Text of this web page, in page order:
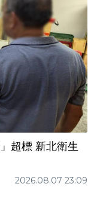
超標 新北衛生
2026.08.07 23:09